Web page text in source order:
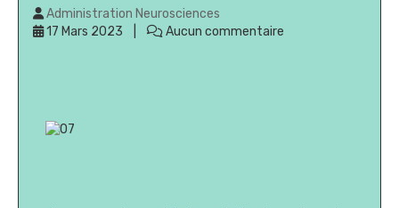
Administration Neurosciences
17 Mars 2023
Aucun commentaire